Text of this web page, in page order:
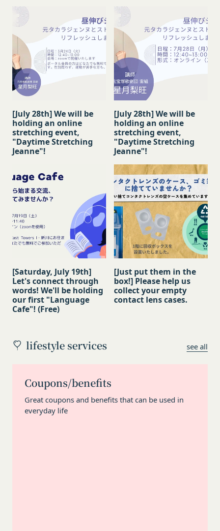
[July 28th] We will be
holding an online
stretching event,
"Daytime Stretching
Jeanne"!
[July 28th] We will be
holding an online
stretching event,
"Daytime Stretching
Jeanne"!
[Saturday, July 19th]
Let's connect through
words! We'll be holding
our first "Language
Cafe"! (Free)
[Just put them in the
box!] Please help us
collect your empty
contact lens cases.
lifestyle services see all
Coupons/benefits
Great coupons and benefits that can be used in
everyday life
用のパソコンや携帯端末に一時的にデータを保存さ
せるもので、これを利用することにより当社のサー
バに、当社サイト内におけるお客様の行動履歴(ア
クセスしたURL、コンテンツ、参照順序等)や、年
齢や性別、職業、居住地域、位置情報等個人が特定
できない属性情報(それらの組み合わせによっても
個人が特定できないもの)を取得することがありま
す。
合は、ブラウザや携帯端末の設定により、クッキー
の受け取りを拒否することも可能です。なお、クッ
キーの受け取りを拒否された場合、当社のサービス
の一部がご利用できなくなることがあります。
当社は、お客様情報への不正なアクセスや漏洩等を
防ぐため、セキュリティーの維持に努めます。ま
た、当社は、当社の通常の事業運営に照らして当社
が不要と判断した場合、お客様から取得したお客様
情報を安全かつ合理的な方法で消去します。
第三者への提供等
当社は、以下の場合、お客様情報を第三者と共有す
ることがあります。（以下、当社がお客様情報を提
供した相手方を「提供先」といいます。）
お客様の同意を得た場合
当社は、お客様の同意を得た場合、お客様情報（個
人情報の場合もあります。）を第三者である会社、
支払処理、データ分析、メール送信、ホスティング
ーケティングのサポートを行う第三者に対して、お
客様情報を提供することがあります。
外部サービスとの連携のための共有
ルール等が優先されるものとします。
当社は、本規約を変更する必要が生じた場合には、
会員の明示の承諾を得ることなく、本規約を変更す
ることができるものとします。
前項による本規約の変更をするときは、その効力発
生日を定め、かつ、本規約を変更する旨及び変更後
の本規約の内容並びにその効力発生日を、会員に対
し、本規約変更の効力発生日前に、第11条に定め
る方法により通知するものとします。ただし、文言
の修正等、会員に不利益を与えるものではない軽微
な変更の場合には、当該通知を省略することができ
ます。
本規約変更の効力発生日後に本サービスの利用を行
った場合、会員は本規約の変更に同意したものとみ
なします。
当社が提供する本サービス以外のサービス又は提携
パートナーが提供するサービスについては、各サー
ビスに定められる利用規約等に従ってご利用くださ
い。
本契約において使用される以下の各用語は各々以下
第3条（提供されるサービス）
当社が提供する本サービスは、次の各号に掲げるサ
ービスとします。
コミュニティポータルサイトが提供する情報サ
当社は、前項各号に定めるサービスの内容を変更す
会員登録手続きは、本サービスの会員登録ページか
本人が行うものとします。当社に対して会員登録の
申し込みが行われた場合には、登録手続きにおいて